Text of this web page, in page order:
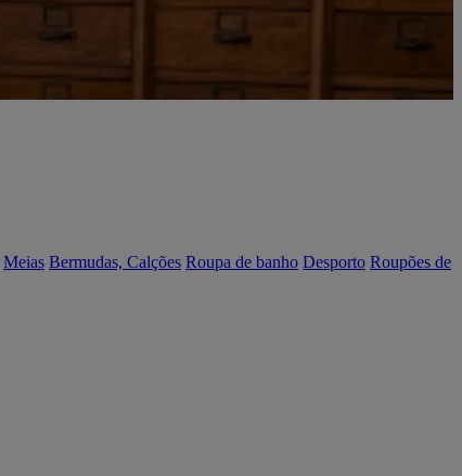
Meias Bermudas, Calções Roupa de banho Desporto Roupões de